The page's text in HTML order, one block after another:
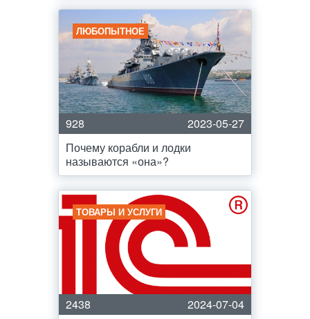
ЛЮБОПЫТНОЕ
928
2023-05-27
Почему корабли и лодки
называются «она»?
ТОВАРЫ И УСЛУГИ
2438
2024-07-04